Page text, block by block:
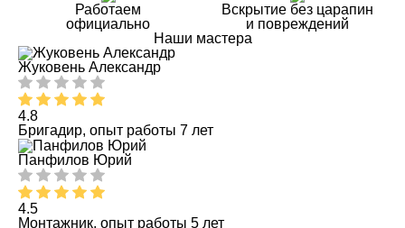
Работаем
официально
Вскрытие без царапин
и повреждений
Наши мастера
Жуковень Александр
4.8
Бригадир, опыт работы 7 лет
Панфилов Юрий
4.5
Монтажник, опыт работы 5 лет